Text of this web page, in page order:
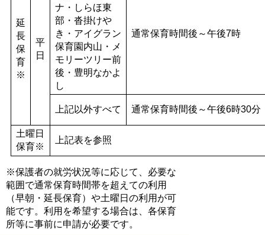
延
長
保
育
※
平
日
ナ・しらほ東
部・沓掛けや
き・アイグラン
保育園内山・メ
モリーツリー前
後・豊明なかよ
し
通常保育時間後～午後7時
上記以外すべて 通常保育時間後～午後6時30分
土曜日
保育※
上記表を参照
※保護者の就労状況等に応じて、必要な
範囲で通常保育時間帯を超えての利用
（早朝・延長保育）や土曜日の利用が可
能です。利用を希望する場合は、各保育
所等に事前に申請が必要です。